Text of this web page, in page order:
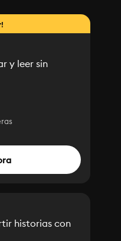
y leer sin
historias con